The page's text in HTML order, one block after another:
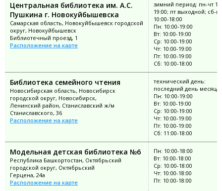
Центральная библиотека им. А.С.
Пушкина г. Новокуйбышевска
Самарская область, Новокуйбышевск городской
округ, Новокуйбышевск
Библиотечный проезд, 1
Расположение на карте
зимний период: пн-чт
19:00; пт выходной; сб-вс
10:00-18:00
Пн: 10:00-19:00
Вт: 10:00-19:00
Ср: 10:00-19:00
Чт: 10:00-19:00
Пт: 10:00-19:00
Сб: 10:00-18:00
Библиотека семейного чтения
Новосибирская область, Новосибирск
городской округ, Новосибирск,
Ленинский район, Станиславский ж/м
Станиславского, 36
Расположение на карте
технический день:
последний день месяца
Пн: 10:00-19:00
Вт: 10:00-19:00
Ср: 10:00-19:00
Чт: 10:00-19:00
Пт: 10:00-19:00
Сб: 11:00-18:00
Модельная детская библиотека №6
Республика Башкортостан, Октябрьский
городской округ, Октябрьский
Герцена, 24а
Расположение на карте
Пн: 10:00-18:00
Вт: 10:00-18:00
Ср: 10:00-18:00
Чт: 10:00-18:00
Пт: 10:00-18:00